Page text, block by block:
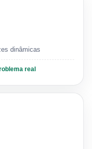
dinâmicas
real